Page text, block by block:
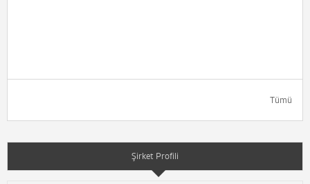
Tümü
Şirket Profili